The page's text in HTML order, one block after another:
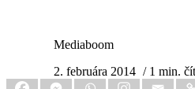
Mediaboom
2. februára 2014 / 1 min.